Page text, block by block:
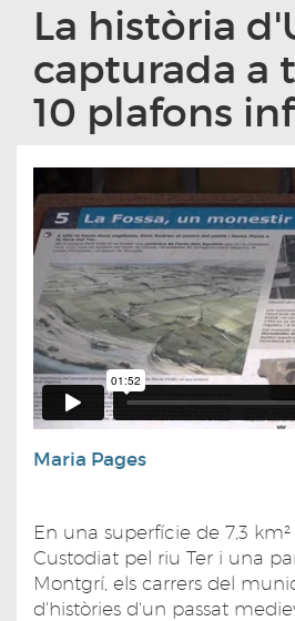
La història
capturada a
10 plafons
Maria Pages
En una superfície de 7,3
Custodiat pel riu Ter i una
Montgrí, els carrers del
d'històries d'un passat